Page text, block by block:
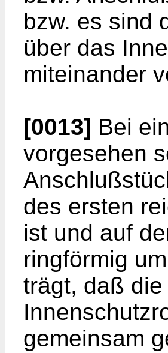
bzw. es sind
über das
miteinander
[0013] Bei
vorgesehen
des ersten
ist und auf
ringförmig
trägt, daß
gemeinsam